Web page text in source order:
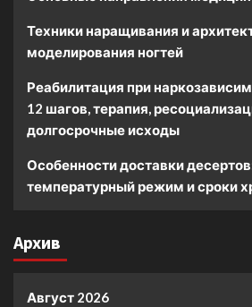
Техники наращивания и
моделирования ногтей
Реабилитация при
12 шагов, терапия,
долгосрочные исходы
Особенности доставки
температурный режим и сроки
Архив
Август 2026